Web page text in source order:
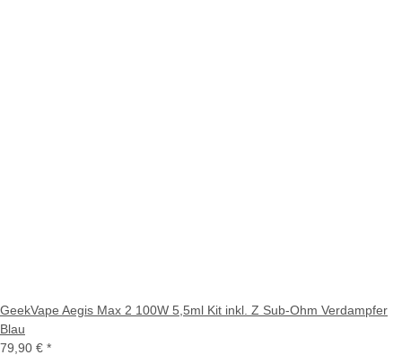
GeekVape Aegis Max 2 100W 5,5ml Kit inkl. Z Sub-Ohm Verdampfer
Blau
79,90 € *